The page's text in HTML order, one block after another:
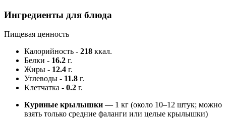
Ингредиенты для блюда
Пищевая ценность
Калорийность - 218 ккал.
Белки - 16.2 г.
Жиры - 12.4 г.
Углеводы - 11.8 г.
Клетчатка - 0.2 г.
Куриные крылышки — 1 кг (около 10–12 штук; можно
взять только средние фаланги или целые крылышки)